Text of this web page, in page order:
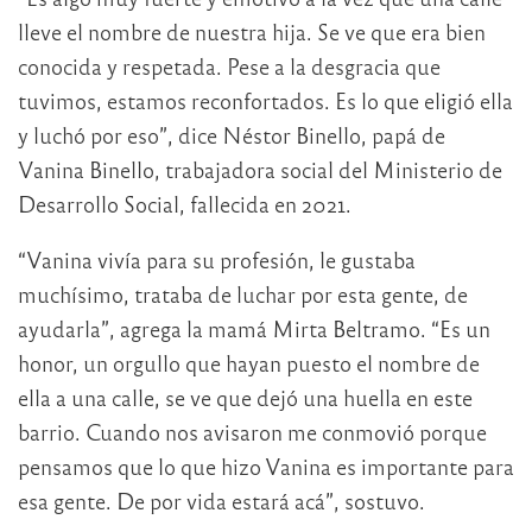
lleve el nombre de nuestra hija. Se ve que era bien
conocida y respetada. Pese a la desgracia que
tuvimos, estamos reconfortados. Es lo que eligió ella
y luchó por eso”, dice Néstor Binello, papá de
Vanina Binello, trabajadora social del Ministerio de
Desarrollo Social, fallecida en 2021.
“Vanina vivía para su profesión, le gustaba
muchísimo, trataba de luchar por esta gente, de
ayudarla”, agrega la mamá Mirta Beltramo. “Es un
honor, un orgullo que hayan puesto el nombre de
ella a una calle, se ve que dejó una huella en este
barrio. Cuando nos avisaron me conmovió porque
pensamos que lo que hizo Vanina es importante para
esa gente. De por vida estará acá”, sostuvo.